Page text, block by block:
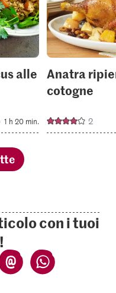
alle
1 h 20 min.
Anatra
cotogne
2
con i tuoi